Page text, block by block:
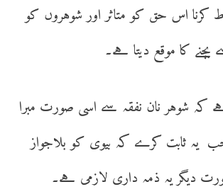
کرنا اس حق کو متاثر اور شوہروں کو
کا موقع دیتا ہے۔
کہ شوہر نان نفقہ سے اسی صورت مبرا
یہ ثابت کرے کہ بیوی کو بلاجواز
دیگر یہ ذمہ داری لازمی ہے۔